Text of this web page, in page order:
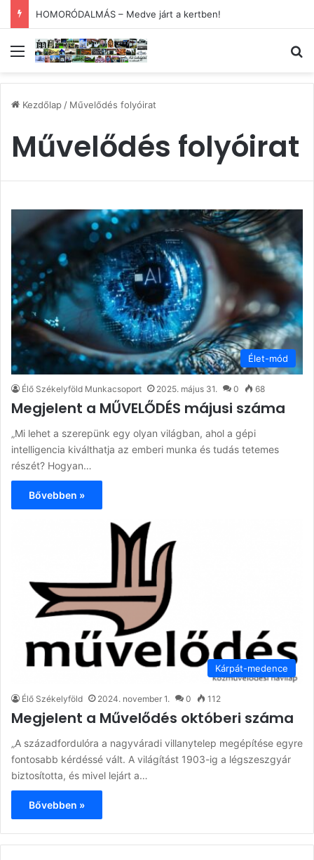
HOMORÓDALMÁS – Medve járt a kertben!
Menü
Kezdőlap/ Művelődés folyóirat
Művelődés folyóirat
Élet-mód
Élő Székelyföld Munkacsoport 2025. május 31. 0 68
Megjelent a MŰVELŐDÉS májusi száma
„Mi lehet a szerepünk egy olyan világban, ahol a gépi
intelligencia kiválthatja az emberi munka és tudás tetemes
részét? Hogyan…
Bővebben »
Kárpát-medence
Élő Székelyföld 2024. november 1. 0 112
Megjelent a Művelődés októberi száma
„A századfordulóra a nagyváradi villanytelep megépítése egyre
fontosabb kérdéssé vált. A világítást 1903-ig a légszeszgyár
biztosította, és mivel lejárt a…
Bővebben »